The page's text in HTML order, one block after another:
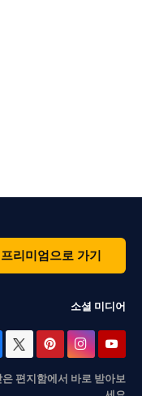
프리미엄으로 가기
소셜 미디어
편지함에서 바로 받아보